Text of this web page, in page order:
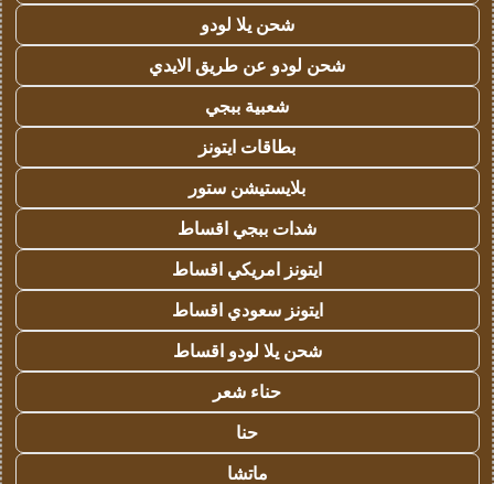
شحن يلا لودو
شحن لودو عن طريق الايدي
شعبية ببجي
بطاقات ايتونز
بلايستيشن ستور
شدات ببجي اقساط
ايتونز امريكي اقساط
ايتونز سعودي اقساط
شحن يلا لودو اقساط
حناء شعر
حنا
ماتشا